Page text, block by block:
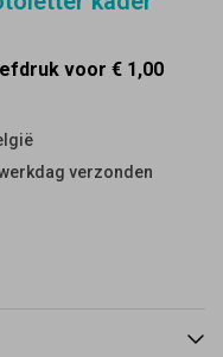
voor € 1,00
verzonden